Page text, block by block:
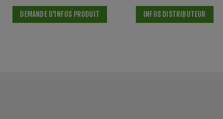
DEMANDE D'INFOS PRODUIT INFOS DISTRIBUTEUR